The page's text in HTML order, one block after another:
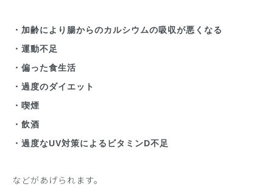
・加齢により腸からのカルシウムの吸収が悪くなる
・運動不足
・偏った食生活
・過度のダイエット
・喫煙
・飲酒
・過度なUV対策によるビタミンD不足
などがあげられます。